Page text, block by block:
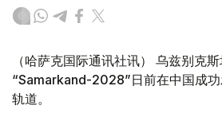
（哈萨克国际通讯社讯） 乌兹别克
“Samarkand-2028”日前在中国成
轨道。